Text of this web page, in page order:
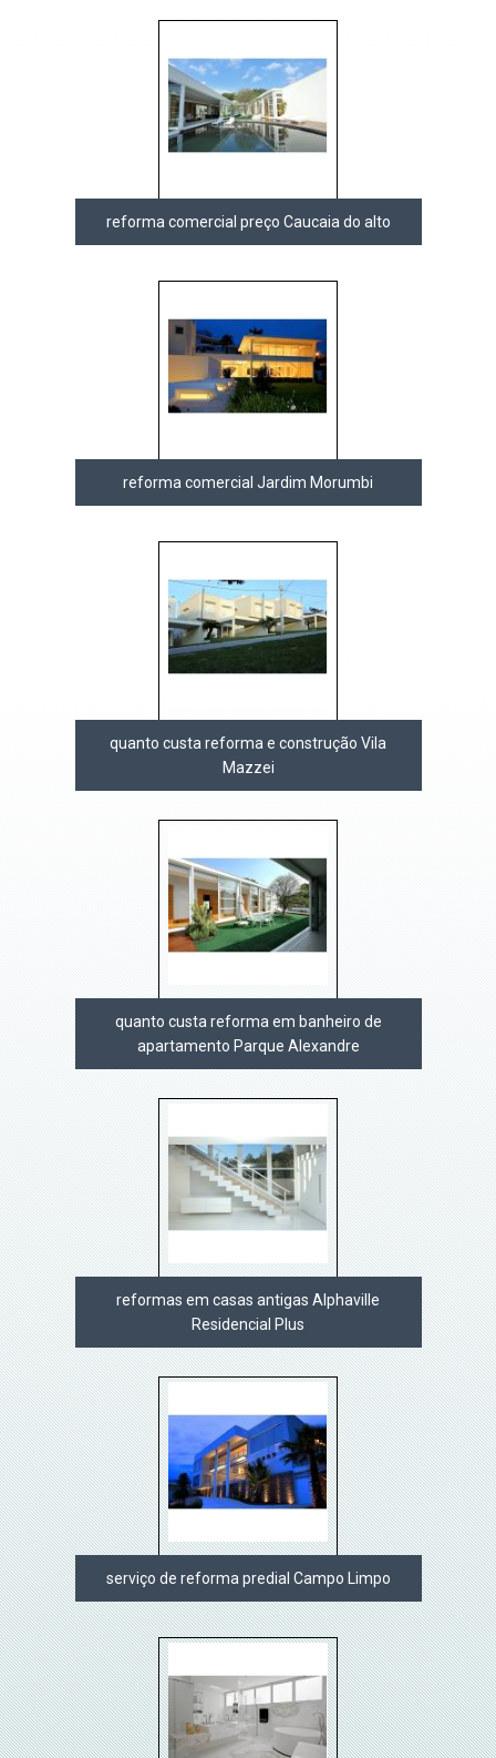
reforma comercial preço Caucaia do alto
reforma comercial Jardim Morumbi
quanto custa reforma e construção Vila
Mazzei
quanto custa reforma em banheiro de
apartamento Parque Alexandre
reformas em casas antigas Alphaville
Residencial Plus
serviço de reforma predial Campo Limpo